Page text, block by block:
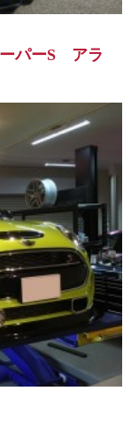
パーS アラ